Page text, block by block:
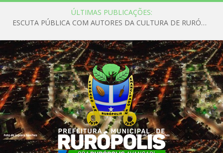
ÚLTIMAS PUBLICAÇÕES:
ESCUTA PÚBLICA COM AUTORES DA CULTURA DE RURÓPOLIS